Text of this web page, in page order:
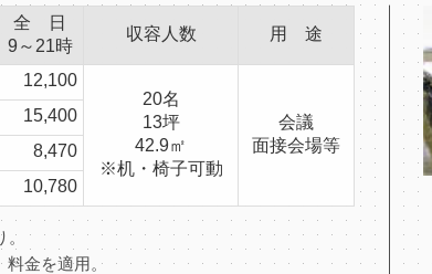
全 日
9～21時
収容人数 用 途
12,100
20名
13坪
42.9㎡
※机・椅子可動
会議
面接会場等
15,400
8,470
10,780
り。
料金を適用。